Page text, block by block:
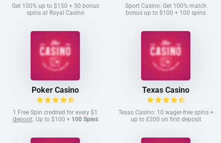
Get 100% up to $150 + 50 bonus
spins at Royal Casino
Sport Casino: Get 100% match
bonus up to $100 + 100 spins
Poker Casino
1 Free Spin credited for every $1
deposit. Up to $100 + 100 Spins
Texas Casino
Texas Casino: 10 wager-free spins +
up to £200 on first deposit